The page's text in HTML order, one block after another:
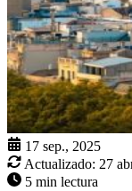
17 sep., 2025
Actualizado: 27
5 min lectura